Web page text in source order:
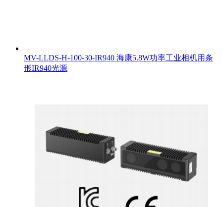
MV-LLDS-H-100-30-IR940 海康5.8W功率工业相机用条
形IR940光源